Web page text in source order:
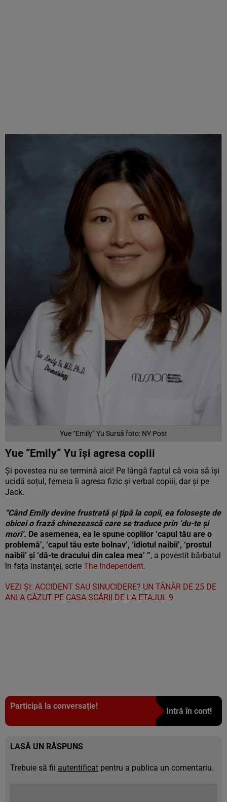
Yue “Emily” Yu Sursă foto: NY Post
Yue “Emily” Yu își agresa copiii
Și povestea nu se termină aici! Pe lângă faptul că voia să își
ucidă soțul, femeia îi agresa fizic și verbal copiii, dar și pe
Jack.
“Când Emily devine frustrată și țipă la copii, ea folosește de
obicei o frază chinezească care se traduce prin ‘du-te și
mori’. De asemenea, ea le spune copiilor ‘capul tău are o
problemă’, ‘capul tău este bolnav’, ‘idiotul naibii’, ‘prostul
naibii’ și ‘dă-te dracului din calea mea’ ”, a povestit bărbatul
în fața instanței, scrie The Independent.
VEZI ȘI: ACCIDENT SAU SINUCIDERE? UN TÂNĂR DE 25 DE
ANI A CĂZUT PE CASA SCĂRII DE LA ETAJUL 9
Participă la conversație!
Intră în cont!
LASĂ UN RĂSPUNS
Trebuie să fii autentificat pentru a publica un comentariu.